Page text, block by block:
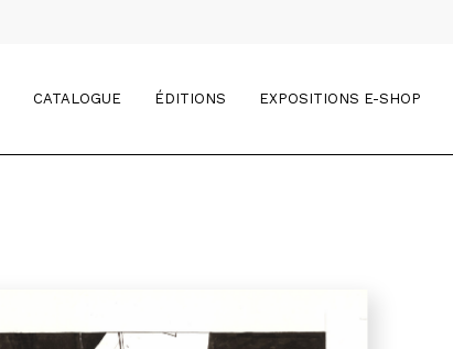
CATALOGUE ÉDITIONS EXPOSITIONS E-SHOP